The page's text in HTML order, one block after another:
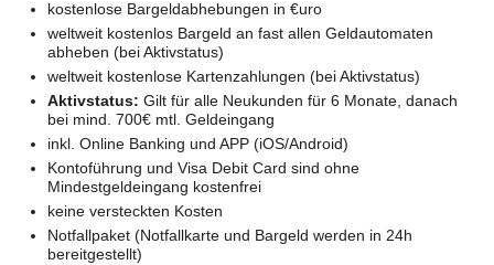
kostenlose Bargeldabhebungen in €uro
weltweit kostenlos Bargeld an fast allen Geldautomaten
abheben (bei Aktivstatus)
weltweit kostenlose Kartenzahlungen (bei Aktivstatus)
Aktivstatus: Gilt für alle Neukunden für 6 Monate, danach
bei mind. 700€ mtl. Geldeingang
inkl. Online Banking und APP (iOS/Android)
Kontoführung und Visa Debit Card sind ohne
Mindestgeldeingang kostenfrei
keine versteckten Kosten
Notfallpaket (Notfallkarte und Bargeld werden in 24h
bereitgestellt)